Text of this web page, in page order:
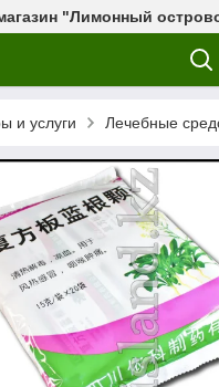
"Лимонный
и услуги Лечебные